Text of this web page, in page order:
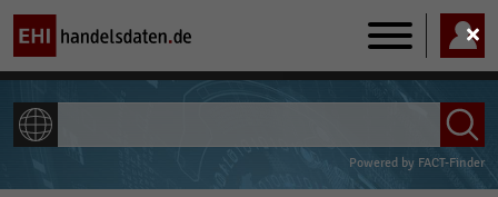
Main
navigation
Powered by FACT-Finder